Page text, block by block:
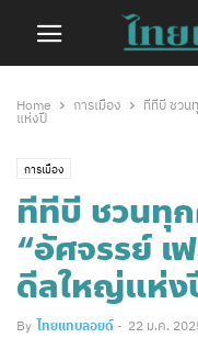
Home การเมือง
ทีทีบี ชวน
แห่งปี
การเมือง
ทีทีบี ชวนทุ
“อัศจรรย์ เ
ดีลใหญ่แห่ง
By ไทยแทบลอยด์ - 22 ม.ค.